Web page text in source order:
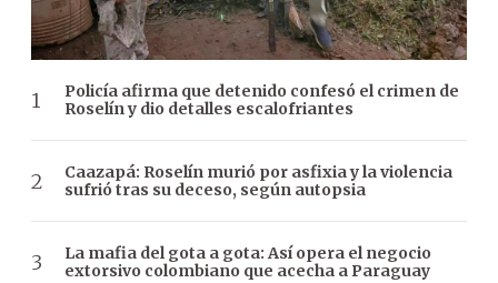
Policía afirma que detenido confesó el crimen de
Roselín y dio detalles escalofriantes
Caazapá: Roselín murió por asfixia y la violencia
sufrió tras su deceso, según autopsia
La mafia del gota a gota: Así opera el negocio
extorsivo colombiano que acecha a Paraguay